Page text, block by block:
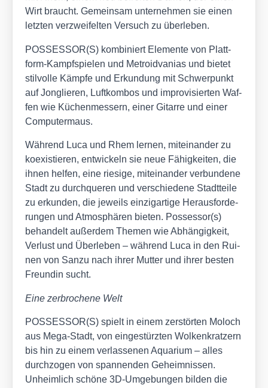
Wirt braucht. Gemein­sam unter­neh­men sie einen
letz­ten ver­zwei­fel­ten Ver­such zu über­le­ben.
POSSESSOR(S) kom­bi­niert Ele­men­te von Platt­
form-Kampf­spie­len und Metro­id­va­ni­as und bie­tet
stil­vol­le Kämp­fe und Erkun­dung mit Schwer­punkt
auf Jon­glie­ren, Luft­kom­bos und impro­vi­sier­ten Waf­
fen wie Küchen­mes­sern, einer Gitar­re und einer
Com­pu­ter­maus.
Wäh­rend Luca und Rhem ler­nen, mit­ein­an­der zu
koexis­tie­ren, ent­wi­ckeln sie neue Fähig­kei­ten, die
ihnen hel­fen, eine rie­si­ge, mit­ein­an­der ver­bun­de­ne
Stadt zu durch­que­ren und ver­schie­de­ne Stadt­tei­le
zu erkun­den, die jeweils ein­zig­ar­ti­ge Her­aus­for­de­
run­gen und Atmo­sphä­ren bie­ten. Possessor(s)
behan­delt außer­dem The­men wie Abhän­gig­keit,
Ver­lust und Über­le­ben – wäh­rend Luca in den Rui­
nen von San­zu nach ihrer Mut­ter und ihrer bes­ten
Freun­din sucht.
Eine zer­bro­che­ne Welt
POSSESSOR(S) spielt in einem zer­stör­ten Moloch
aus Mega-Stadt, von ein­ge­stürz­ten Wol­ken­krat­zern
bis hin zu einem ver­las­se­nen Aqua­ri­um – alles
durch­zo­gen von span­nen­den Geheim­nis­sen.
Unheim­lich schö­ne 3D-Umge­bun­gen bil­den die